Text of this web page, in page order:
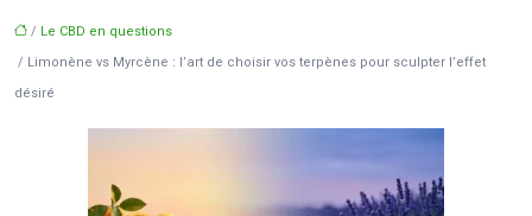
/ Le CBD en questions
/ Limonène vs Myrcène : l’art de choisir vos terpènes pour sculpter l’effet
désiré